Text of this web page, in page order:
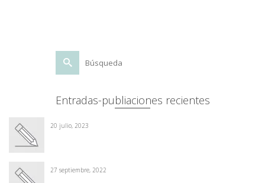
Buscar
por:
Entradas-publiaciones recientes
20 julio, 2023
27 septiembre, 2022